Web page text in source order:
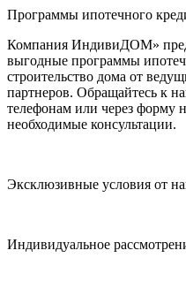
Программы ипотечного
Компания ИндивиДОМ»
выгодные программы
строительство дома от
партнеров. Обращайтесь к
телефонам или через форму
необходимые консультации.
Эксклюзивные условия от
Индивидуальное